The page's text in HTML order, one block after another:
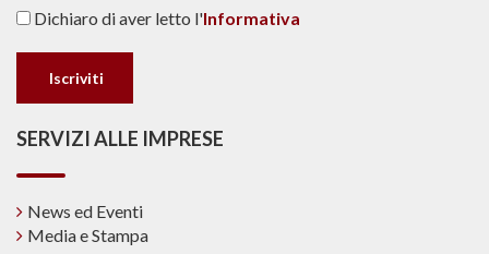
Dichiaro di aver letto l'Informativa
SERVIZI ALLE IMPRESE
News ed Eventi
Media e Stampa